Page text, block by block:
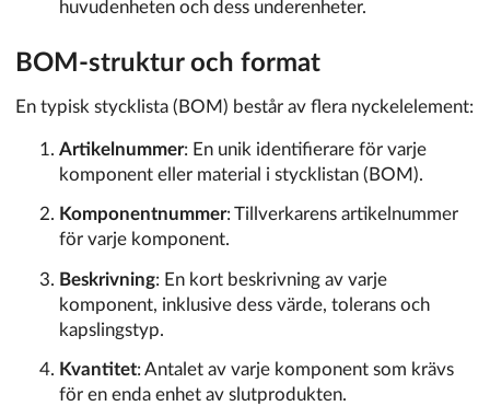
huvudenheten och dess underenheter.
BOM-struktur och format
En typisk stycklista (BOM) består av flera nyckelelement:
Artikelnummer: En unik identifierare för varje
komponent eller material i stycklistan (BOM).
Komponentnummer: Tillverkarens artikelnummer
för varje komponent.
Beskrivning: En kort beskrivning av varje
komponent, inklusive dess värde, tolerans och
kapslingstyp.
Kvantitet: Antalet av varje komponent som krävs
för en enda enhet av slutprodukten.